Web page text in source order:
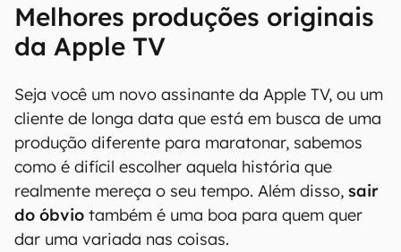
Melhores produções originais
da Apple TV
Seja você um novo assinante da Apple TV, ou um
cliente de longa data que está em busca de uma
produção diferente para maratonar, sabemos
como é difícil escolher aquela história que
realmente mereça o seu tempo. Além disso, sair
do óbvio também é uma boa para quem quer
dar uma variada nas coisas.